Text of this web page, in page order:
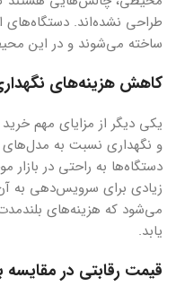
طراحی نشده‌اند. دستگاه‌های
ساخته می‌شوند و در این
کاهش هزینه‌های
یکی دیگر از مزایای مهم
و نگهداری نسبت به
دستگاه‌ها به راحتی در
زیادی برای سرویس‌دهی به
می‌شود که هزینه‌های
یابد.
قیمت رقابتی در مقایسه